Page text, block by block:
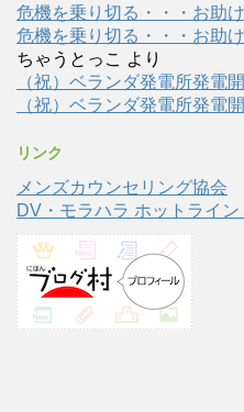
危機を乗り切る・・・お助
危機を乗り切る・・・お助
ちゃうとっこ より
（祝）ベランダ発電所発電
（祝）ベランダ発電所発電
リンク
メンズカウンセリング協会
DV・モラハラ ホットライン